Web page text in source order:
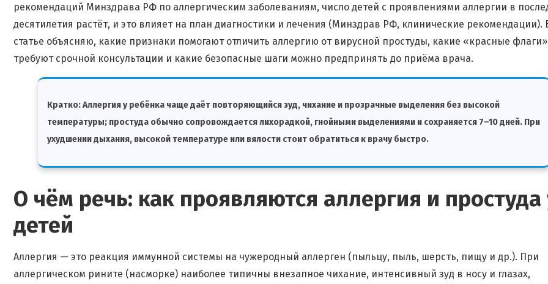
рекомендаций Минздрава РФ по аллергическим заболеваниям, число детей с проявлениями аллергии в
десятилетия растёт, и это влияет на план диагностики и лечения (Минздрав РФ, клинические рекомендации).
статье объясняю, какие признаки помогают отличить аллергию от вирусной простуды, какие «красные флаги»
требуют срочной консультации и какие безопасные шаги можно предпринять до приёма врача.
Кратко:Аллергия у ребёнка чаще даёт повторяющийся зуд, чихание и прозрачные выделения без высокой
температуры; простуда обычно сопровождается лихорадкой, гнойными выделениями и сохраняется 7–10 дней. При
ухудшении дыхания, высокой температуре или вялости стоит обратиться к врачу быстро.
О чём речь: как проявляются аллергия и простуда
детей
Аллергия — это реакция иммунной системы на чужеродный аллерген (пыльцу, пыль, шерсть, пищу и др.). При
аллергическом рините (насморке) наиболее типичны внезапное чихание, интенсивный зуд в носу и глазах,